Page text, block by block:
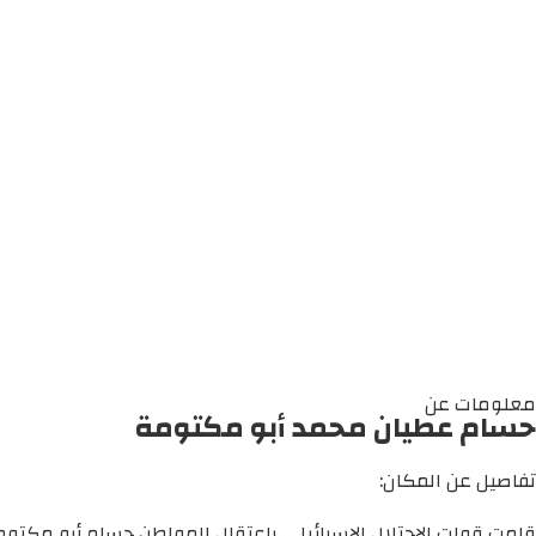
معلومات عن
حسام عطيان محمد أبو مكتومة
تفاصيل عن المكان: